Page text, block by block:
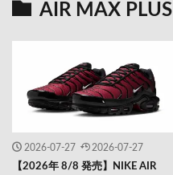
AIR MAX PLUS
2026-07-27 2026-07-27
【2026年 8/8 発売】NIKE AIR